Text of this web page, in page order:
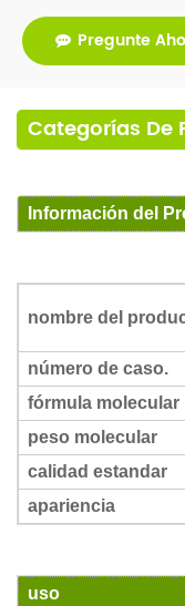
Pregunte
Categorías De
Información del
nombre del
número de caso.
fórmula molecular
peso molecular
calidad estandar
apariencia
uso